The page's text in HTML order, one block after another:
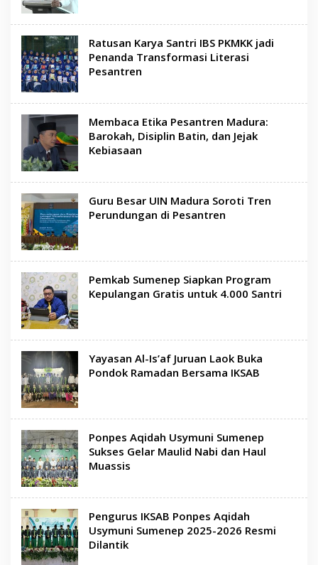
Ratusan Karya Santri IBS PKMKK jadi
Penanda Transformasi Literasi
Pesantren
Membaca Etika Pesantren Madura:
Barokah, Disiplin Batin, dan Jejak
Kebiasaan
Guru Besar UIN Madura Soroti Tren
Perundungan di Pesantren
Pemkab Sumenep Siapkan Program
Kepulangan Gratis untuk 4.000 Santri
Yayasan Al-Is’af Juruan Laok Buka
Pondok Ramadan Bersama IKSAB
Ponpes Aqidah Usymuni Sumenep
Sukses Gelar Maulid Nabi dan Haul
Muassis
Pengurus IKSAB Ponpes Aqidah
Usymuni Sumenep 2025-2026 Resmi
Dilantik